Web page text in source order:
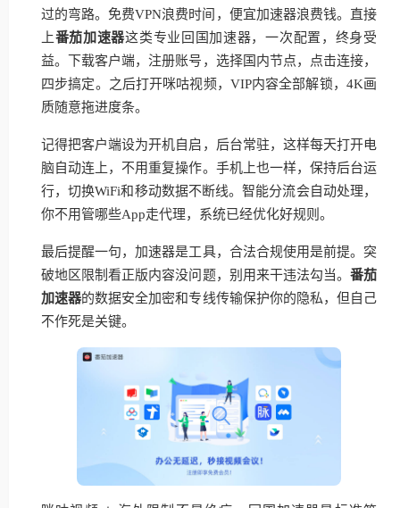
过的弯路。免费VPN浪费时间，便宜加速器浪费钱。直接
上番茄加速器这类专业回国加速器，一次配置，终身受
益。下载客户端，注册账号，选择国内节点，点击连接，
四步搞定。之后打开咪咕视频，VIP内容全部解锁，4K画
质随意拖进度条。
记得把客户端设为开机自启，后台常驻，这样每天打开电
脑自动连上，不用重复操作。手机上也一样，保持后台运
行，切换WiFi和移动数据不断线。智能分流会自动处理，
你不用管哪些App走代理，系统已经优化好规则。
最后提醒一句，加速器是工具，合法合规使用是前提。突
破地区限制看正版内容没问题，别用来干违法勾当。 番茄
加速器的数据安全加密和专线传输保护你的隐私，但自己
不作死是关键。